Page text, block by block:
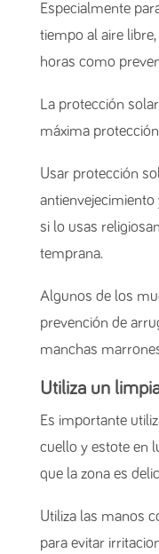
Especialmente
tiempo al aire
horas como
La protección
máxima
Usar protección
si lo usas
temprana.
Algunos de los
prevención de
manchas
Utiliza un
Es importante
cuello y estote en
que la zona es
Utiliza las manos
para evitar